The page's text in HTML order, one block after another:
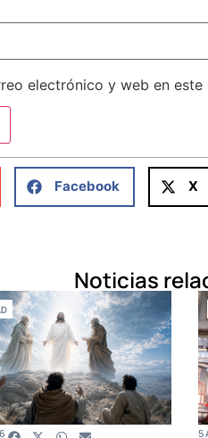
electrónico y web en
Facebook X
Noticias
5